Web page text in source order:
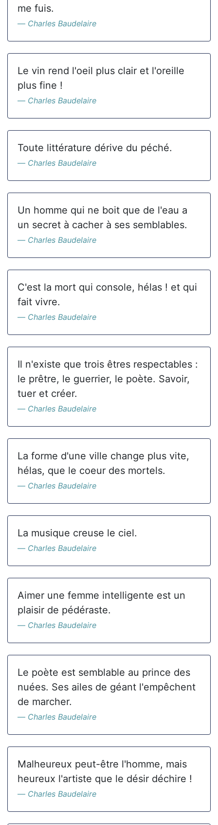
me fuis.
Charles Baudelaire
Le vin rend l'oeil plus clair et l'oreille
plus fine !
Charles Baudelaire
Toute littérature dérive du péché.
Charles Baudelaire
Un homme qui ne boit que de l'eau a
un secret à cacher à ses semblables.
Charles Baudelaire
C'est la mort qui console, hélas ! et qui
fait vivre.
Charles Baudelaire
Il n'existe que trois êtres respectables :
le prêtre, le guerrier, le poète. Savoir,
tuer et créer.
Charles Baudelaire
La forme d'une ville change plus vite,
hélas, que le coeur des mortels.
Charles Baudelaire
La musique creuse le ciel.
Charles Baudelaire
Aimer une femme intelligente est un
plaisir de pédéraste.
Charles Baudelaire
Le poète est semblable au prince des
nuées. Ses ailes de géant l'empêchent
de marcher.
Charles Baudelaire
Malheureux peut-être l'homme, mais
heureux l'artiste que le désir déchire !
Charles Baudelaire